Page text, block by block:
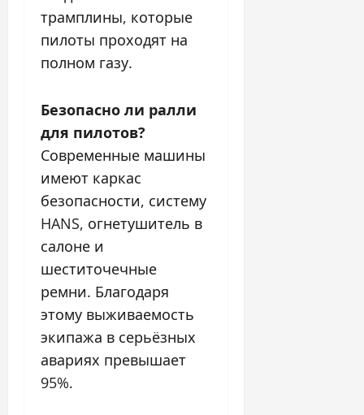
трамплины, которые
пилоты проходят на
полном газу.
Безопасно ли ралли
для пилотов?
Современные машины
имеют каркас
безопасности, систему
HANS, огнетушитель в
салоне и
шеститочечные
ремни. Благодаря
этому выживаемость
экипажа в серьёзных
авариях превышает
95%.